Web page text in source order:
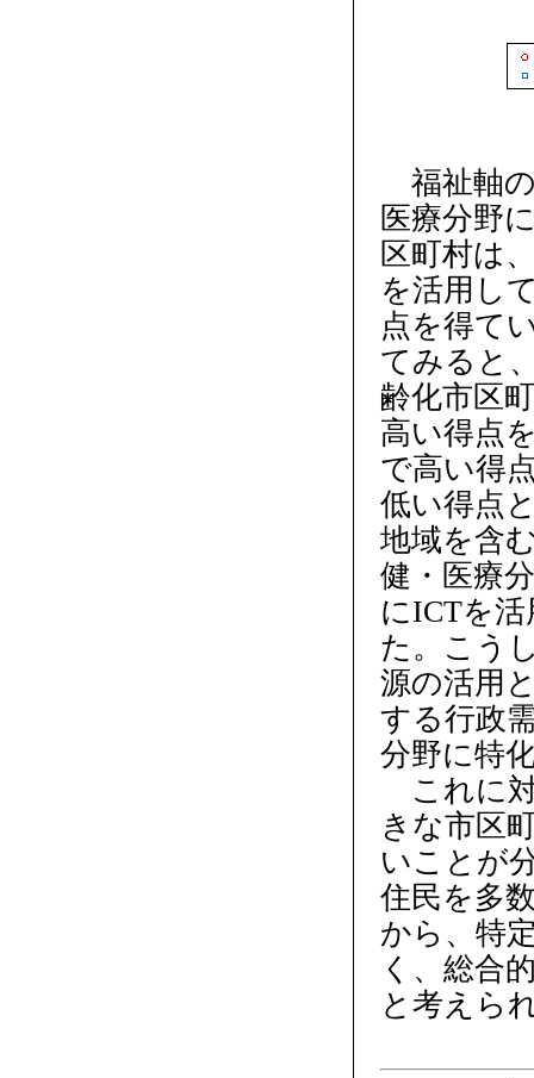
福祉軸の
医療分野
区町村は
を活用し
点を得て
てみると
齢化市区
高い得点
で高い得
低い得点
地域を含
健・医療
にICTを
た。こう
源の活用
する行政
分野に特
これに
きな市区
いことが
住民を多
から、特
く、総合
と考えら